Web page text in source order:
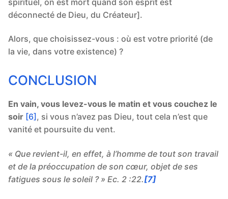
déconnecté de Dieu, du Créateur].
Alors, que choisissez-vous : où est votre priorité (de
la vie, dans votre existence) ?
CONCLUSION
En vain, vous levez-vous le matin et vous couchez le
soir [6], si vous n’avez pas Dieu, tout cela n’est que
vanité et poursuite du vent.
« Que revient-il, en effet, à l’homme de tout son travail
et de la préoccupation de son cœur, objet de ses
fatigues sous le soleil ? » Ec. 2 :22.[7]